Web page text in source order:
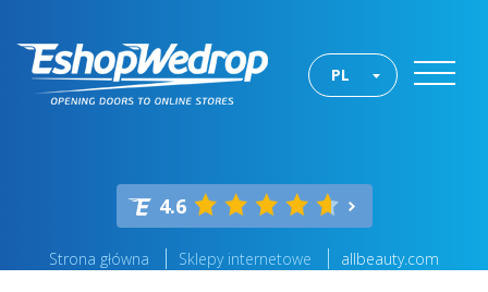
PL
4.6
Strona główna Sklepy internetowe allbeauty.com